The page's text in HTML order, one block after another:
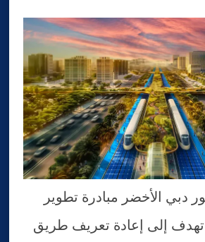
دبي الأخضر مبادرة تطوير
إلى إعادة تعريف طريق